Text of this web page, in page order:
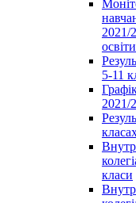
2021/
5-11
2021/
класи